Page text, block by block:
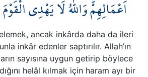
اَعْمَالِهِمْۜ وَاللّٰهُ لَا يَهْدِي
ancak inkârda daha da ileri
inkâr edenler saptırılır. Allah’ın
sayısına uygun getirip böylece
helâl kılmak için haram ayı bir